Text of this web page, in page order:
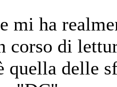
mi ha
corso di
quella delle